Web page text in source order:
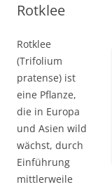
Rotklee
Rotklee
(Trifolium
pratense) ist
eine Pflanze,
die in Europa
und Asien wild
wächst, durch
Einführung
mittlerweile